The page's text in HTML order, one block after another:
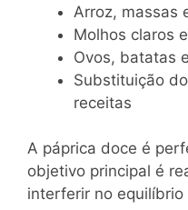
Arroz, massas
Molhos claros
Ovos, batatas
Substituição
receitas
A páprica doce é
objetivo principal é
interferir no